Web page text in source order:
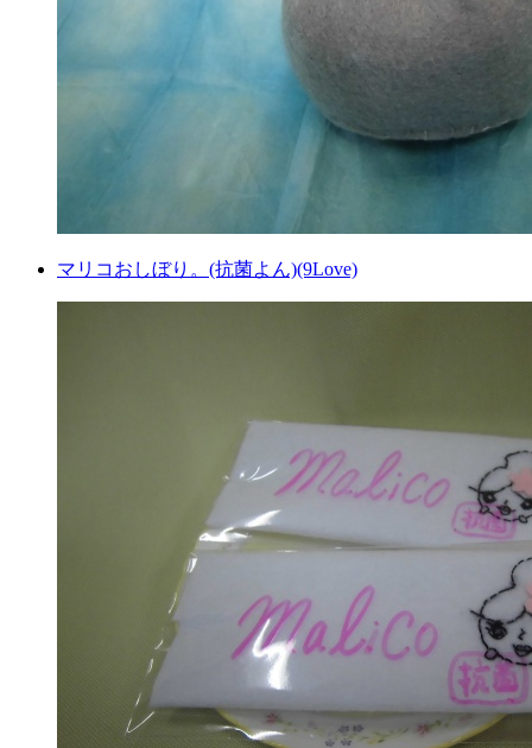
マリコおしぼり。(抗菌よん)(9Love)